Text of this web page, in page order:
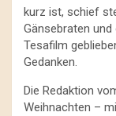
kurz ist, schief
Gänsebraten
Tesafilm
Gedanken.
Die Redaktion
Weihnachten –